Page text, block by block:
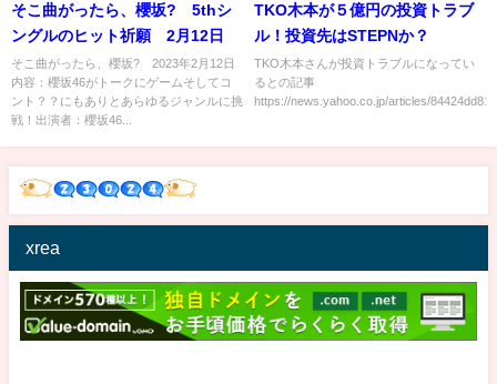
そこ曲がったら、櫻坂? 5thシ
ングルのヒット祈願 2月12日
そこ曲がったら、櫻坂? 2023年2月12日
内容：櫻坂46がトークにゲームそしてコ
ント？？にもありとあらゆるジャンルに挑
戦！出演者：櫻坂46...
TKO木本が５億円の投資トラブ
ル！投資先はSTEPNか？
TKO木本さんが投資トラブルになってい
るとの記事
https://news.yahoo.co.jp/articles/
xrea